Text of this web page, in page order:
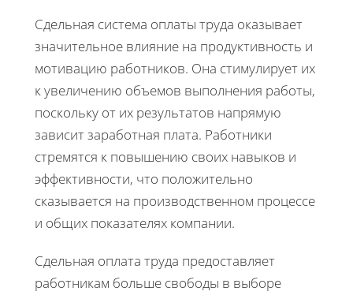
Сдельная система оплаты труда оказывает
значительное влияние на продуктивность и
мотивацию работников. Она стимулирует их
к увеличению объемов выполнения работы,
поскольку от их результатов напрямую
зависит заработная плата. Работники
стремятся к повышению своих навыков и
эффективности, что положительно
сказывается на производственном процессе
и общих показателях компании.
Сдельная оплата труда предоставляет
работникам больше свободы в выборе